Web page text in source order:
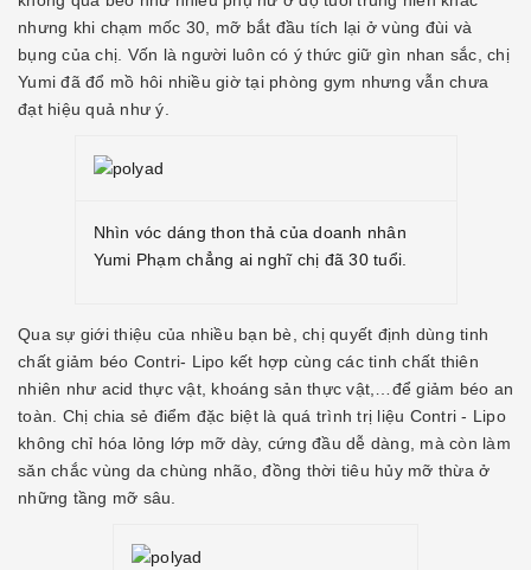
nhưng khi chạm mốc 30, mỡ bắt đầu tích lại ở vùng đùi và
bụng của chị. Vốn là người luôn có ý thức giữ gìn nhan sắc, chị
Yumi đã đổ mồ hôi nhiều giờ tại phòng gym nhưng vẫn chưa
đạt hiệu quả như ý.
Nhìn vóc dáng thon thả của doanh nhân
Yumi Phạm chẳng ai nghĩ chị đã 30 tuổi.
Qua sự giới thiệu của nhiều bạn bè, chị quyết định dùng tinh
chất giảm béo Contri- Lipo kết hợp cùng các tinh chất thiên
nhiên như acid thực vật, khoáng sản thực vật,…để giảm béo an
toàn. Chị chia sẻ điểm đặc biệt là quá trình trị liệu Contri - Lipo
không chỉ hóa lỏng lớp mỡ dày, cứng đầu dễ dàng, mà còn làm
săn chắc vùng da chùng nhão, đồng thời tiêu hủy mỡ thừa ở
những tầng mỡ sâu.